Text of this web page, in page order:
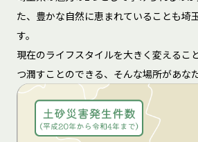
た、豊かな自然に恵まれていることも埼
す。
現在のライフスタイルを大きく変えるこ
つ潤すことのできる、そんな場所があな